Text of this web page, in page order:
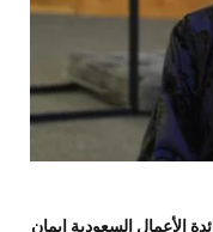
الأعمال السعودية إيمان